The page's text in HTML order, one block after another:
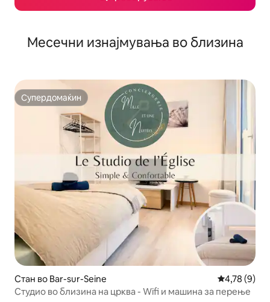
Месечни изнајмувања во близина
Супердомаќин
Супердомаќин
Стан во Bar-sur-Seine Просечна
4,78 (9)
Студио во близина на црква - Wifi и машина за перење